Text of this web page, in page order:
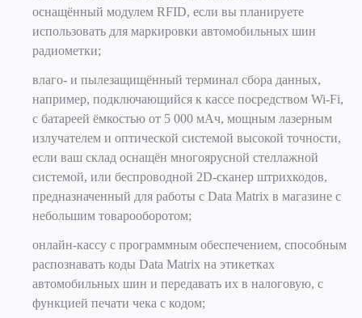
оснащённый модулем RFID, если вы планируете
использовать для маркировки автомобильных шин
радиометки;
влаго- и пылезащищённый терминал сбора данных,
например, подключающийся к кассе посредством Wi-Fi,
с батареей ёмкостью от 5 000 мАч, мощным лазерным
излучателем и оптической системой высокой точности,
если ваш склад оснащён многоярусной стеллажной
системой, или беспроводной 2D-сканер штрихкодов,
предназначенный для работы с Data Matrix в магазине с
небольшим товарооборотом;
онлайн-кассу с программным обеспечением, способным
распознавать коды Data Matrix на этикетках
автомобильных шин и передавать их в налоговую, с
функцией печати чека с кодом;